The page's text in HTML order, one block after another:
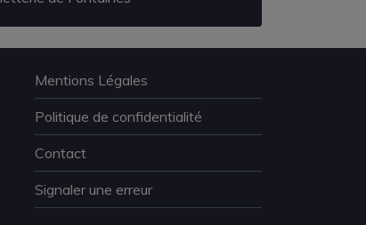
Mentions Légales
Politique de confidentialité
Contact
Signaler une erreur